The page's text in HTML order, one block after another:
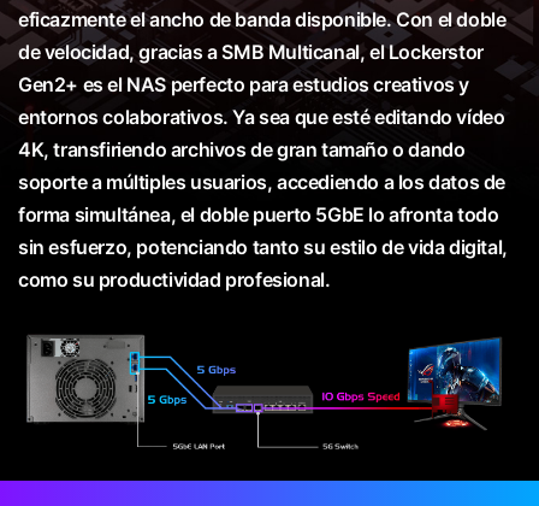
eficazmente el ancho de banda disponible. Con el doble
de velocidad, gracias a SMB Multicanal, el Lockerstor
Gen2+ es el NAS perfecto para estudios creativos y
entornos colaborativos. Ya sea que esté editando vídeo
4K, transfiriendo archivos de gran tamaño o dando
soporte a múltiples usuarios, accediendo a los datos de
forma simultánea, el doble puerto 5GbE lo afronta todo
sin esfuerzo, potenciando tanto su estilo de vida digital,
como su productividad profesional.